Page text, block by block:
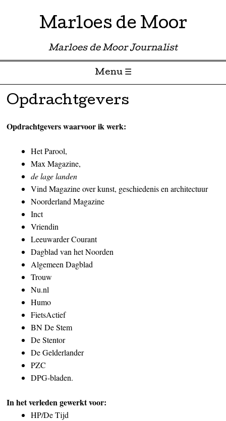
Marloes de Moor
Marloes de Moor Journalist
Menu ☰
Skip to content
Opdrachtgevers
Opdrachtgevers waarvoor ik werk:
Het Parool,
Max Magazine,
de lage landen
Vind Magazine over kunst, geschiedenis en architectuur
Noorderland Magazine
Inct
Vriendin
Leeuwarder Courant
Dagblad van het Noorden
Algemeen Dagblad
Trouw
Nu.nl
Humo
FietsActief
BN De Stem
De Stentor
De Gelderlander
PZC
DPG-bladen.
In het verleden gewerkt voor:
HP/De Tijd